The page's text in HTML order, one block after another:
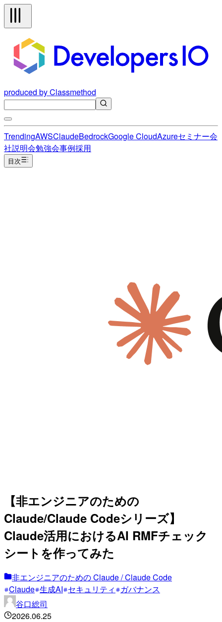
produced by Classmethod
TrendingAWSClaudeBedrockGoogle CloudAzureセミナー会
社説明会勉強会事例採用
目次
【非エンジニアのための
Claude/Claude Codeシリーズ】
Claude活用におけるAI RMFチェック
シートを作ってみた
非エンジニアのための Claude / Claude Code
Claude 生成AI セキュリティ
ガバナンス
谷口総司
2026.06.25